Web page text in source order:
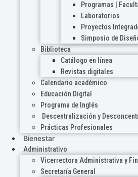
Programas |
Laboratorios
Proyectos
Simposio de
Biblioteca
Catálogo en línea
Revistas digitales
Calendario académico
Educación Digital
Programa de Inglés
Descentralización y
Prácticas Profesionales
Bienestar
Administrativo
Vicerrectora Administrativa y
Secretaría General